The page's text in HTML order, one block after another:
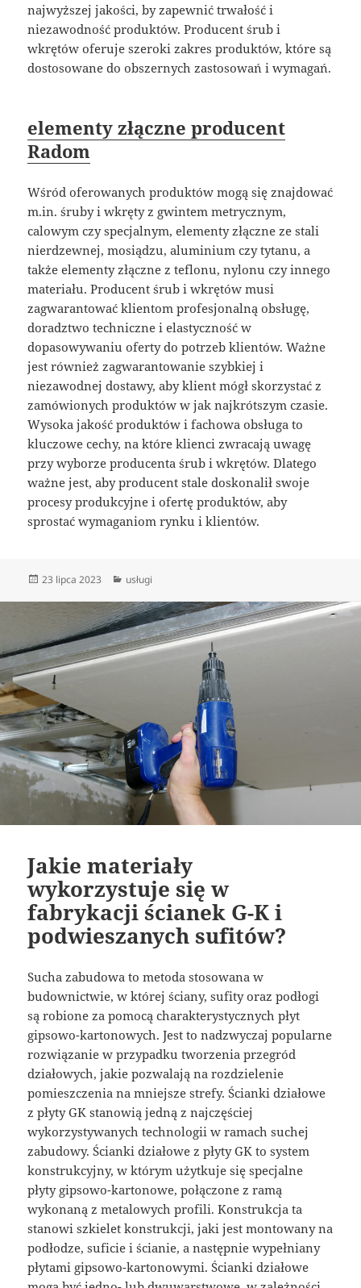
najwyższej jakości, by zapewnić trwałość i
niezawodność produktów. Producent śrub i
wkrętów oferuje szeroki zakres produktów, które są
dostosowane do obszernych zastosowań i wymagań.
elementy złączne producent
Radom
Wśród oferowanych produktów mogą się znajdować
m.in. śruby i wkręty z gwintem metrycznym,
calowym czy specjalnym, elementy złączne ze stali
nierdzewnej, mosiądzu, aluminium czy tytanu, a
także elementy złączne z teflonu, nylonu czy innego
materiału. Producent śrub i wkrętów musi
zagwarantować klientom profesjonalną obsługę,
doradztwo techniczne i elastyczność w
dopasowywaniu oferty do potrzeb klientów. Ważne
jest również zagwarantowanie szybkiej i
niezawodnej dostawy, aby klient mógł skorzystać z
zamówionych produktów w jak najkrótszym czasie.
Wysoka jakość produktów i fachowa obsługa to
kluczowe cechy, na które klienci zwracają uwagę
przy wyborze producenta śrub i wkrętów. Dlatego
ważne jest, aby producent stale doskonalił swoje
procesy produkcyjne i ofertę produktów, aby
sprostać wymaganiom rynku i klientów.
Data
23 lipca 2023 Kategorie
usługi
Jakie materiały
wykorzystuje się w
fabrykacji ścianek G-K i
podwieszanych sufitów?
Sucha zabudowa to metoda stosowana w
budownictwie, w której ściany, sufity oraz podłogi
są robione za pomocą charakterystycznych płyt
gipsowo-kartonowych. Jest to nadzwyczaj popularne
rozwiązanie w przypadku tworzenia przegród
działowych, jakie pozwalają na rozdzielenie
pomieszczenia na mniejsze strefy. Ścianki działowe
z płyty GK stanowią jedną z najczęściej
wykorzystywanych technologii w ramach suchej
zabudowy. Ścianki działowe z płyty GK to system
konstrukcyjny, w którym użytkuje się specjalne
płyty gipsowo-kartonowe, połączone z ramą
wykonaną z metalowych profili. Konstrukcja ta
stanowi szkielet konstrukcji, jaki jest montowany na
podłodze, suficie i ścianie, a następnie wypełniany
płytami gipsowo-kartonowymi. Ścianki działowe